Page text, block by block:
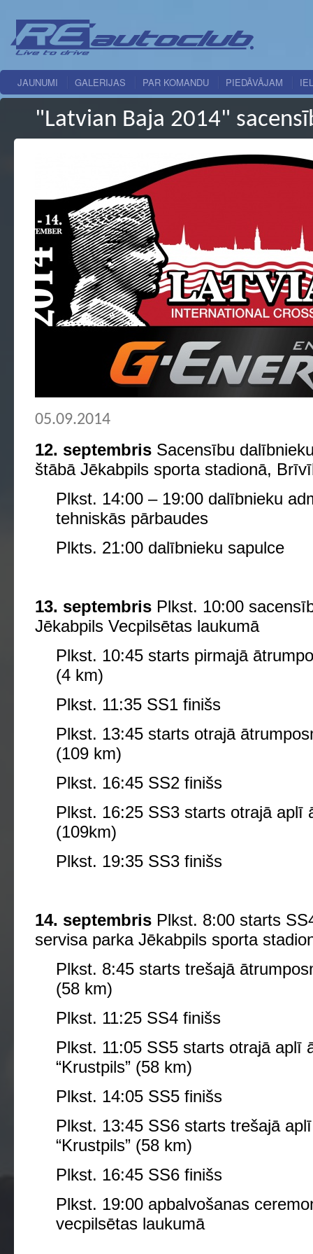
JAUNUMI GALERIJAS PAR KOMANDU PIEDĀVĀJAM
"Latvian Baja 2014"
05.09.2014
12. septembris Sacensību
štābā Jēkabpils sporta stadionā,
Plkst. 14:00 – 19:00 dalībnieku
tehniskās pārbaudes
Plkts. 21:00 dalībnieku sapulce
13. septembris Plkst. 10:00
Jēkabpils Vecpilsētas laukumā
Plkst. 10:45 starts pirmajā
(4 km)
Plkst. 11:35 SS1 finišs
Plkst. 13:45 starts otrajā
(109 km)
Plkst. 16:45 SS2 finišs
Plkst. 16:25 SS3 starts otrajā aplī
(109km)
Plkst. 19:35 SS3 finišs
14. septembris Plkst. 8:00 starts
servisa parka Jēkabpils sporta
Plkst. 8:45 starts trešajā
(58 km)
Plkst. 11:25 SS4 finišs
Plkst. 11:05 SS5 starts otrajā aplī
“Krustpils” (58 km)
Plkst. 14:05 SS5 finišs
Plkst. 13:45 SS6 starts trešajā
“Krustpils” (58 km)
Plkst. 16:45 SS6 finišs
Plkst. 19:00 apbalvošanas
vecpilsētas laukumā